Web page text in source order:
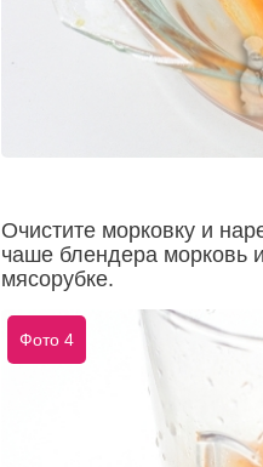
Очистите морковку и
чаше блендера морковь
мясорубке.
Фото 4